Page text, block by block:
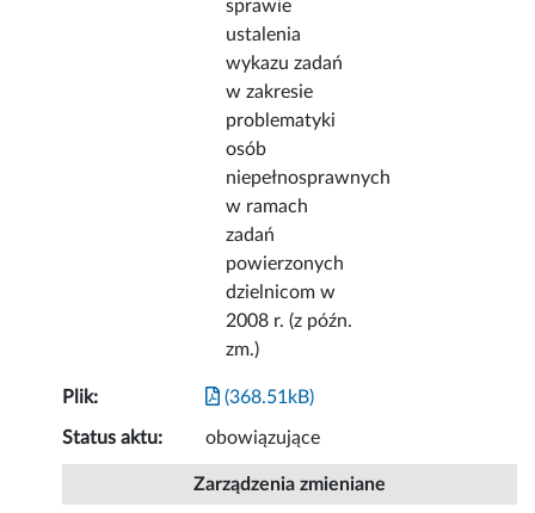
sprawie
ustalenia
wykazu zadań
w zakresie
problematyki
osób
niepełnosprawnych
w ramach
zadań
powierzonych
dzielnicom w
2008 r. (z późn.
zm.)
Plik: (368.51kB)
Status aktu: obowiązujące
Zarządzenia zmieniane